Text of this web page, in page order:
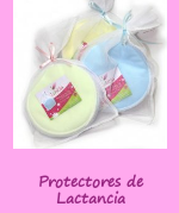
Protectores de
Lactancia